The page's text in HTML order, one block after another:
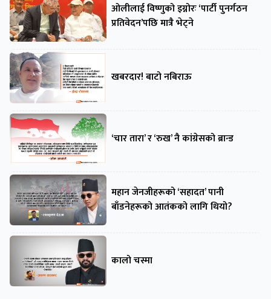
ओलीलाई विष्णुको इग्नोरः ‘पार्टी पुनर्गठन
प्रतिवेदन’पछि मात्रै भेट्ने
खबरदार! बाटो नबिराऊ
‘चार तारा’ र ‘रुख’ नै कांग्रेसको ब्रान्ड
महान जेनजीहरूको ‘सहादत’ पानी
बाँडनेहरूको आतंकको लागि थियो?
कालो चस्मा